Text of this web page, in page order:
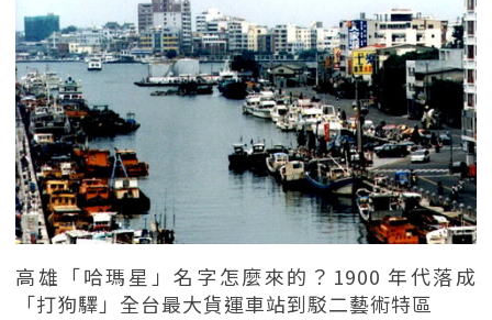
高雄「哈瑪星」名字怎麼來的？1900 年代落成
「打狗驛」全台最大貨運車站到駁二藝術特區